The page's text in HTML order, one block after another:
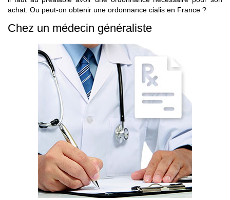
achat. Ou peut-on obtenir une ordonnance cialis en France ?
Chez un médecin généraliste